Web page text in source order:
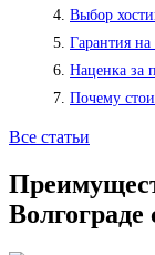
Выбор
Гарантия
Наценка за
Почему
Все статьи